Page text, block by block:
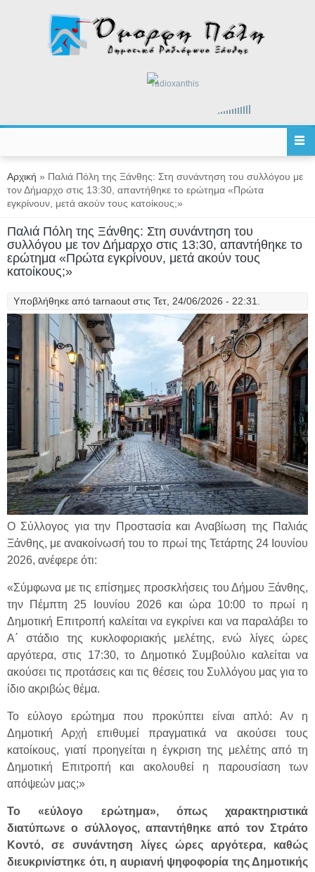
radioxanthis
Είστε εδώ
Αρχική » Παλιά Πόλη της Ξάνθης: Στη συνάντηση του συλλόγου με
τον Δήμαρχο στις 13:30, απαντήθηκε το ερώτημα «Πρώτα
εγκρίνουν, μετά ακούν τους κατοίκους;»
Παλιά Πόλη της Ξάνθης: Στη συνάντηση του
συλλόγου με τον Δήμαρχο στις 13:30, απαντήθηκε το
ερώτημα «Πρώτα εγκρίνουν, μετά ακούν τους
κατοίκους;»
Υποβλήθηκε από tarnaout στις Τετ, 24/06/2026 - 22:31.
Ο Σύλλογος για την Προστασία και Αναβίωση της Παλιάς
Ξάνθης, με ανακοίνωσή του το πρωί της Τετάρτης 24 Ιουνίου
2026, ανέφερε ότι:
«Σύμφωνα με τις επίσημες προσκλήσεις του Δήμου Ξάνθης,
την Πέμπτη 25 Ιουνίου 2026 και ώρα 10:00 το πρωί η
Δημοτική Επιτροπή καλείται να εγκρίνει και να παραλάβει το
Α΄ στάδιο της κυκλοφοριακής μελέτης, ενώ λίγες ώρες
αργότερα, στις 17:30, το Δημοτικό Συμβούλιο καλείται να
ακούσει τις προτάσεις και τις θέσεις του Συλλόγου μας για το
ίδιο ακριβώς θέμα.
Το εύλογο ερώτημα που προκύπτει είναι απλό: Αν η
Δημοτική Αρχή επιθυμεί πραγματικά να ακούσει τους
κατοίκους, γιατί προηγείται η έγκριση της μελέτης από τη
Δημοτική Επιτροπή και ακολουθεί η παρουσίαση των
απόψεών μας;»
Το «εύλογο ερώτημα», όπως χαρακτηριστικά
διατύπωνε ο σύλλογος, απαντήθηκε από τον Στράτο
Κοντό, σε συνάντηση λίγες ώρες αργότερα, καθώς
διευκρινίστηκε ότι, η αυριανή ψηφοφορία της Δημοτικής